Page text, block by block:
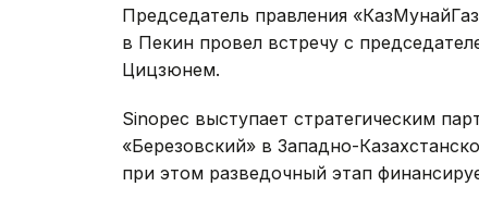
Председатель правления
в Пекин провел встречу с
Цицзюнем.
Sinopec выступает стратегическим
«Березовский» в Западно-
при этом разведочный этап